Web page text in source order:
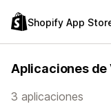
Shopify App
Aplicaciones de
3 aplicaciones